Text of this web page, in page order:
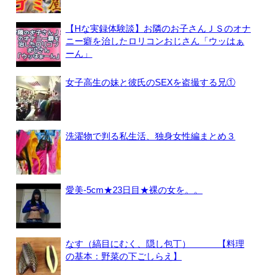
【Hな実録体験談】お隣のお子さんＪＳのオナ
ニー癖を治したロリコンおじさん「ウッはぁ
ーん」
女子高生の妹と彼氏のSEXを盗撮する兄①
洗濯物で判る私生活、独身女性編まとめ３
愛美-5cm★23日目★裸の女を。。
なす（縞目にむく、隠し包丁） 【料理
の基本：野菜の下ごしらえ】